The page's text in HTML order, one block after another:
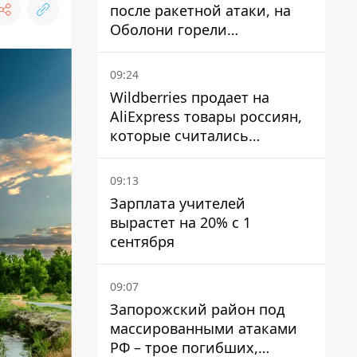
после ракетной атаки, на
Оболони горели
резервуары с топливом
09:24
Wildberries продает на
AliExpress товары россиян,
которые считались
уничтоженными на складах
09:13
Зарплата учителей
вырастет на 20% с 1
сентября
09:07
Запорожский район под
массированными атаками
РФ – трое погибших,